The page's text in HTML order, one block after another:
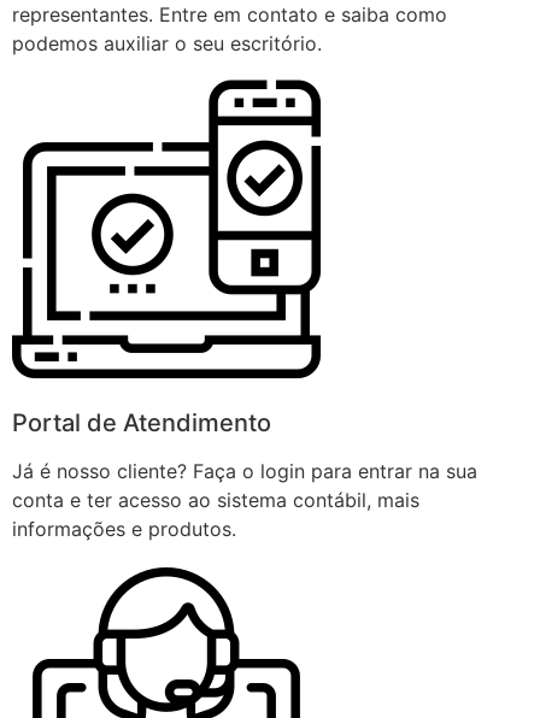
representantes. Entre em contato e saiba como
podemos auxiliar o seu escritório.
Portal de Atendimento
Já é nosso cliente? Faça o login para entrar na sua
conta e ter acesso ao sistema contábil, mais
informações e produtos.